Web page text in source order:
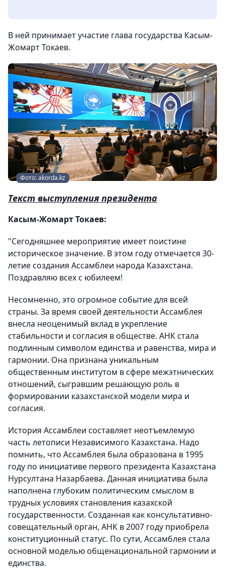
В ней принимает участие глава государства Касым-
Жомарт Токаев.
Фото: akorda.kz
Текст выступления президента
Касым-Жомарт Токаев:
"Сегодняшнее мероприятие имеет поистине
историческое значение. В этом году отмечается 30-
летие создания Ассамблеи народа Казахстана.
Поздравляю всех с юбилеем!
Несомненно, это огромное событие для всей
страны. За время своей деятельности Ассамблея
внесла неоценимый вклад в укрепление
стабильности и согласия в обществе. АНК стала
подлинным символом единства и равенства, мира и
гармонии. Она признана уникальным
общественным институтом в сфере межэтнических
отношений, сыгравшим решающую роль в
формировании казахстанской модели мира и
согласия.
История Ассамблеи составляет неотъемлемую
часть летописи Независимого Казахстана. Надо
помнить, что Ассамблея была образована в 1995
году по инициативе первого президента Казахстана
Нурсултана Назарбаева. Данная инициатива была
наполнена глубоким политическим смыслом в
трудных условиях становления казахской
государственности. Созданная как консультативно-
совещательный орган, АНК в 2007 году приобрела
конституционный статус. По сути, Ассамблея стала
основной моделью общенациональной гармонии и
единства.